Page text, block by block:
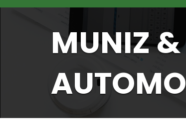
MUNIZ